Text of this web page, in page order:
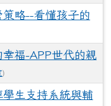
策略--看懂孩子的
幸福-APP世代的親
)
學生支持系統與輔